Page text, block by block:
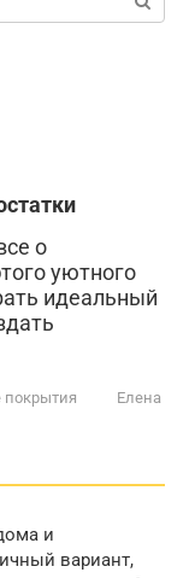
о
уютного
идеальный
Елена
и
вариант,